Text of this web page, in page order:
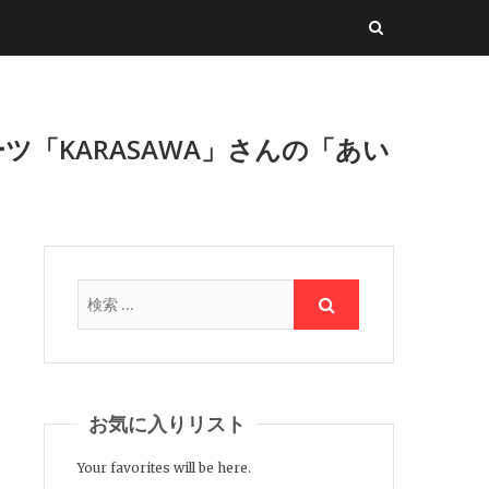
「KARASAWA」さんの「あい
お気に入りリスト
Your favorites will be here.